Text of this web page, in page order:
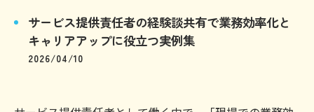
サービス提供責任者の経験談共有で業務効率化と
キャリアアップに役立つ実例集
2026/04/10